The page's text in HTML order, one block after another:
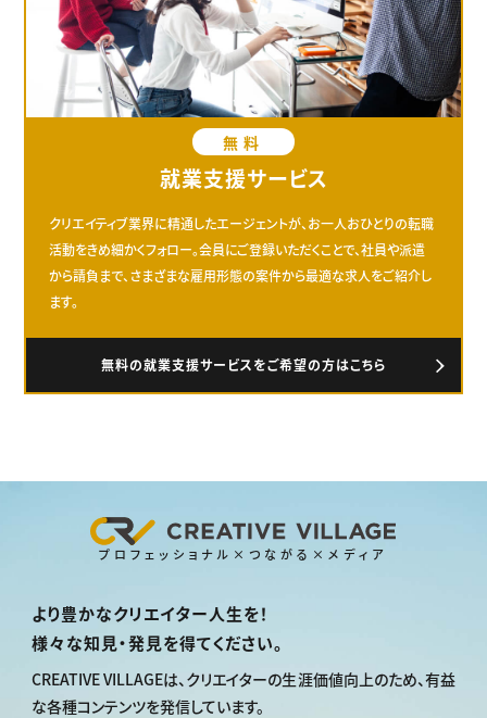
無料
就業支援サービス
クリエイティブ業界に精通したエージェントが、お一人おひとりの転職
活動をきめ細かくフォロー。会員にご登録いただくことで、社員や派遣
から請負まで、さまざまな雇用形態の案件から最適な求人をご紹介し
ます。
無料の就業支援サービスをご希望の方はこちら
プロフェッショナル×つながる×メディア
より豊かなクリエイター人生を！
様々な知見・発見を得てください。
CREATIVE VILLAGEは、 クリエイターの生涯価値向上のため、有益
な各種コンテンツを発信しています。